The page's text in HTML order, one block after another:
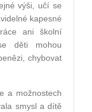
výši, učí se
kapesné
ani školní
děti mohou
chybovat
a možnostech
smysl a dítě